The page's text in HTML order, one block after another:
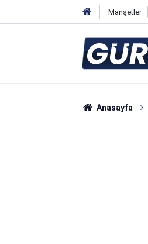
Manşetler
Anasayfa